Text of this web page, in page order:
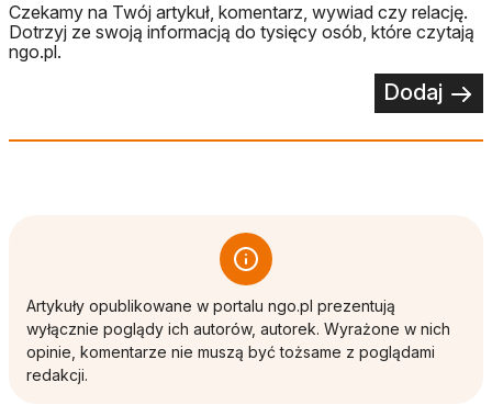
Czekamy na Twój artykuł, komentarz, wywiad czy relację.
Dotrzyj ze swoją informacją do tysięcy osób, które czytają
ngo.pl.
Dodaj
Artykuły opublikowane w portalu ngo.pl prezentują
wyłącznie poglądy ich autorów, autorek. Wyrażone w nich
opinie, komentarze nie muszą być tożsame z poglądami
redakcji.